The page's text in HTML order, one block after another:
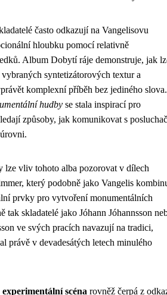
často odkazují na Vangelisovu
hloubku pomocí relativně
Album Dobytí ráje demonstruje, jak
syntetizátorových textur a
komplexní příběh bez jediného slova.
hudby se stala inspirací pro
způsoby, jak komunikovat s
lze vliv tohoto alba pozorovat v dílech
který podobně jako Vangelis
prvky pro vytvoření monumentálních
tak skladatelé jako Jóhann Jóhannsson
ve svých pracích navazují na tradici,
právě v devadesátých letech minulého
scéna rovněž čerpá z